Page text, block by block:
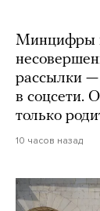
Минцифры
рассылки —
в соцсети.
только
10 часов назад